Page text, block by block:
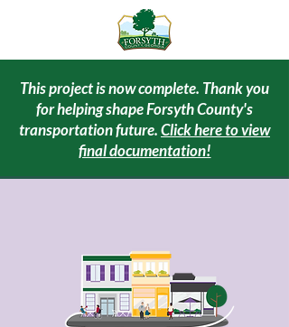
This project is now complete. Thank you
for helping shape Forsyth County's
transportation future.Click here to view
final documentation!